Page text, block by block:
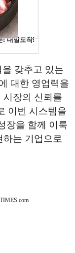
갖추고 있는
대한 영업력을
시장의 신뢰를
이번 시스템을
장을 함께 이룩
는 기업으로